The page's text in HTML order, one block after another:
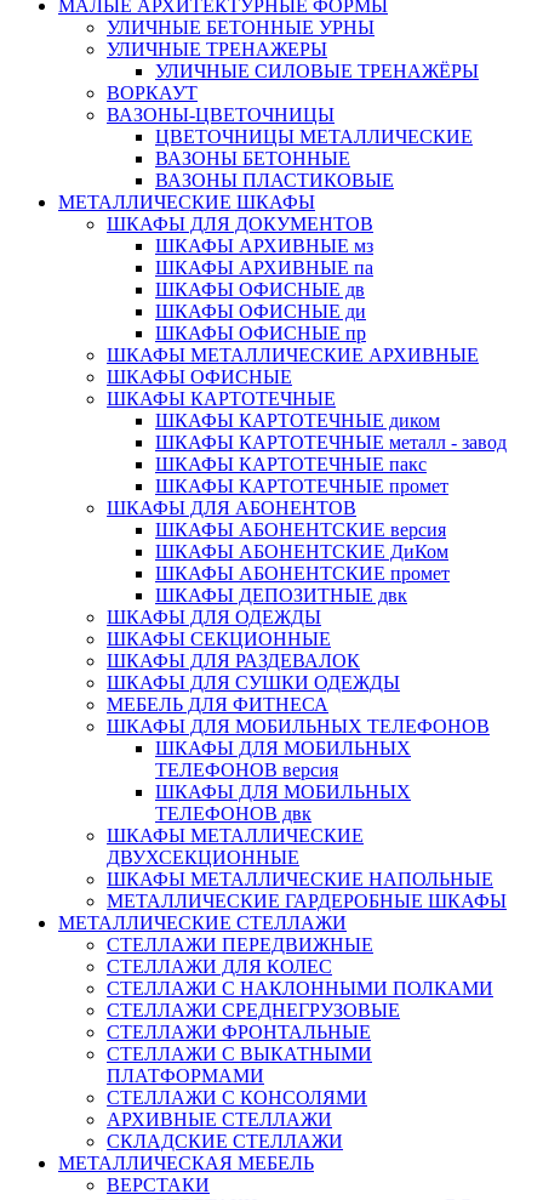
МАЛЫЕ АРХИТЕКТУРНЫЕ ФОРМЫ
УЛИЧНЫЕ БЕТОННЫЕ УРНЫ
УЛИЧНЫЕ ТРЕНАЖЕРЫ
УЛИЧНЫЕ СИЛОВЫЕ ТРЕНАЖЁРЫ
ВОРКАУТ
ВАЗОНЫ-ЦВЕТОЧНИЦЫ
ЦВЕТОЧНИЦЫ МЕТАЛЛИЧЕСКИЕ
ВАЗОНЫ БЕТОННЫЕ
ВАЗОНЫ ПЛАСТИКОВЫЕ
МЕТАЛЛИЧЕСКИЕ ШКАФЫ
ШКАФЫ ДЛЯ ДОКУМЕНТОВ
ШКАФЫ АРХИВНЫЕ мз
ШКАФЫ АРХИВНЫЕ па
ШКАФЫ ОФИСНЫЕ дв
ШКАФЫ ОФИСНЫЕ ди
ШКАФЫ ОФИСНЫЕ пр
ШКАФЫ МЕТАЛЛИЧЕСКИЕ АРХИВНЫЕ
ШКАФЫ ОФИСНЫЕ
ШКАФЫ КАРТОТЕЧНЫЕ
ШКАФЫ КАРТОТЕЧНЫЕ диком
ШКАФЫ КАРТОТЕЧНЫЕ металл - завод
ШКАФЫ КАРТОТЕЧНЫЕ пакс
ШКАФЫ КАРТОТЕЧНЫЕ промет
ШКАФЫ ДЛЯ АБОНЕНТОВ
ШКАФЫ АБОНЕНТСКИЕ версия
ШКАФЫ АБОНЕНТСКИЕ ДиКом
ШКАФЫ АБОНЕНТСКИЕ промет
ШКАФЫ ДЕПОЗИТНЫЕ двк
ШКАФЫ ДЛЯ ОДЕЖДЫ
ШКАФЫ СЕКЦИОННЫЕ
ШКАФЫ ДЛЯ РАЗДЕВАЛОК
ШКАФЫ ДЛЯ СУШКИ ОДЕЖДЫ
МЕБЕЛЬ ДЛЯ ФИТНЕСА
ШКАФЫ ДЛЯ МОБИЛЬНЫХ ТЕЛЕФОНОВ
ШКАФЫ ДЛЯ МОБИЛЬНЫХ
ТЕЛЕФОНОВ версия
ШКАФЫ ДЛЯ МОБИЛЬНЫХ
ТЕЛЕФОНОВ двк
ШКАФЫ МЕТАЛЛИЧЕСКИЕ
ДВУХСЕКЦИОННЫЕ
ШКАФЫ МЕТАЛЛИЧЕСКИЕ НАПОЛЬНЫЕ
МЕТАЛЛИЧЕСКИЕ ГАРДЕРОБНЫЕ ШКАФЫ
МЕТАЛЛИЧЕСКИЕ СТЕЛЛАЖИ
СТЕЛЛАЖИ ПЕРЕДВИЖНЫЕ
СТЕЛЛАЖИ ДЛЯ КОЛЕС
СТЕЛЛАЖИ С НАКЛОННЫМИ ПОЛКАМИ
СТЕЛЛАЖИ СРЕДНЕГРУЗОВЫЕ
СТЕЛЛАЖИ ФРОНТАЛЬНЫЕ
СТЕЛЛАЖИ С ВЫКАТНЫМИ
ПЛАТФОРМАМИ
СТЕЛЛАЖИ С КОНСОЛЯМИ
АРХИВНЫЕ СТЕЛЛАЖИ
СКЛАДСКИЕ СТЕЛЛАЖИ
МЕТАЛЛИЧЕСКАЯ МЕБЕЛЬ
ВЕРСТАКИ